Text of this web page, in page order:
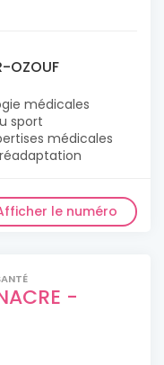
OZOUF
médicales
sport
médicales
le numéro
-